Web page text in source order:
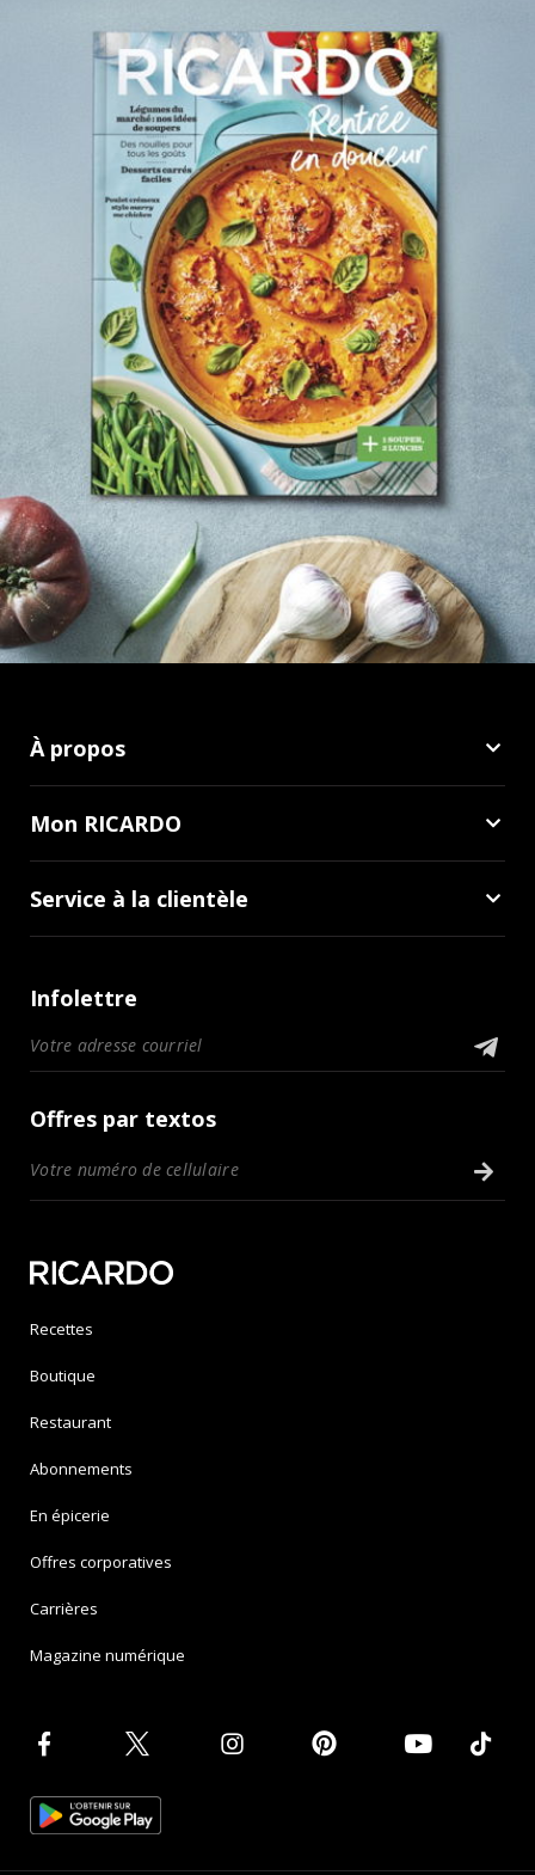
À propos
Mon RICARDO
Service à la clientèle
Infolettre
Offres par textos
Recettes
Boutique
Restaurant
Abonnements
En épicerie
Offres corporatives
Carrières
Magazine numérique